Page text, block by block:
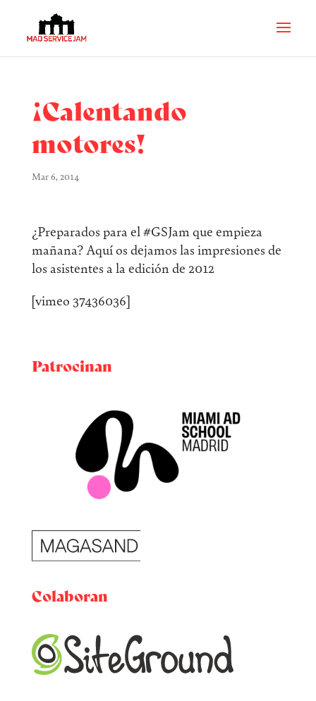
¡Calentando
motores!
Mar 6, 2014
¿Preparados para el #GSJam que empieza
mañana? Aquí os dejamos las impresiones de
los asistentes a la edición de 2012
[vimeo 37436036]
Patrocinan
Colaboran